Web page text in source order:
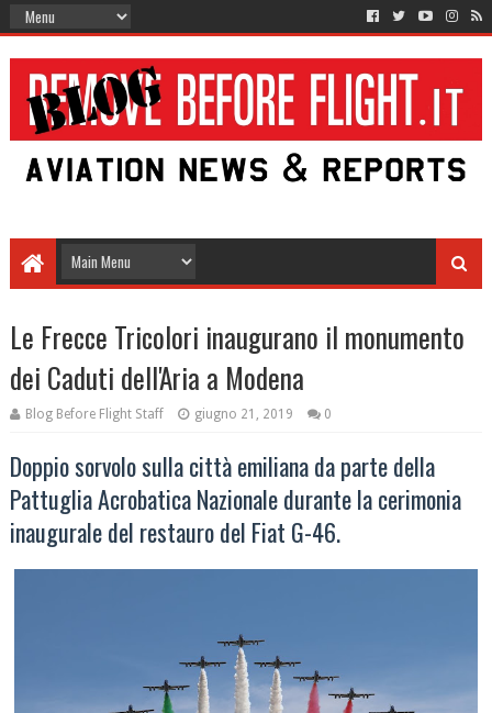
Le Frecce Tricolori inaugurano il monumento
dei Caduti dell'Aria a Modena
Blog Before Flight Staff giugno 21, 2019 0
Doppio sorvolo sulla città emiliana da parte della
Pattuglia Acrobatica Nazionale durante la cerimonia
inaugurale del restauro del Fiat G-46.